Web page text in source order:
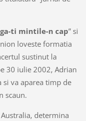
ti mintile-n cap” si
loveste formatia
sustinut la
30 iulie 2002, Adrian
si va aparea timp de
scaun.
determina